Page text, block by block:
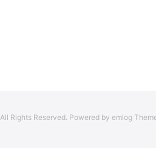
All Rights Reserved. Powered by emlog